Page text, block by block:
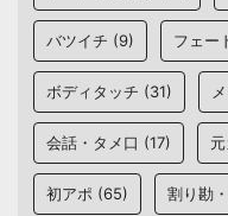
バツイチ (9) フェー
ボディタッチ (31)
会話・タメ口 (17)
初アポ (65) 割り勘